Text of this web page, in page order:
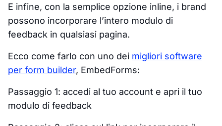
E infine, con la semplice opzione inline, i brand
possono incorporare l’intero modulo di
feedback in qualsiasi pagina.
Ecco come farlo con uno dei migliori software
per form builder, EmbedForms:
Passaggio 1: accedi al tuo account e apri il tuo
modulo di feedback